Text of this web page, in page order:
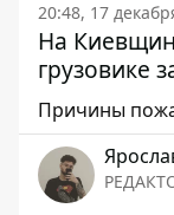
20:48, 17
На
грузовике
Причины